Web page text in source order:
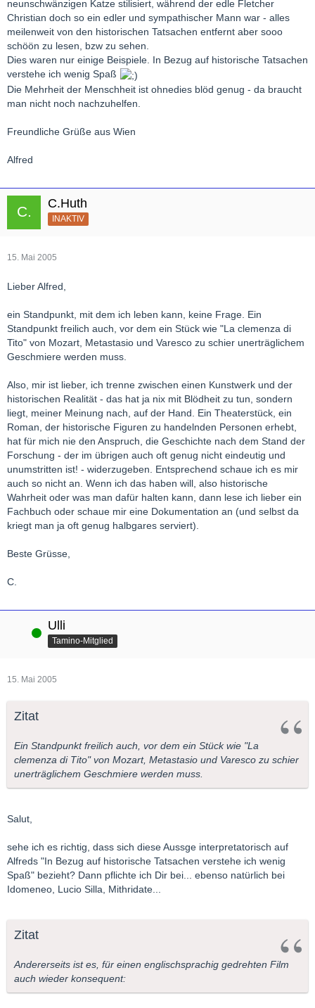
neunschwänzigen Katze stilisiert, während der edle Fletcher
Christian doch so ein edler und sympathischer Mann war - alles
meilenweit von den historischen Tatsachen entfernt aber sooo
schöön zu lesen, bzw zu sehen.
Dies waren nur einige Beispiele. In Bezug auf historische Tatsachen
verstehe ich wenig Spaß
Die Mehrheit der Menschheit ist ohnedies blöd genug - da braucht
man nicht noch nachzuhelfen.
Freundliche Grüße aus Wien
Alfred
C.Huth
INAKTIV
15. Mai 2005
Lieber Alfred,
ein Standpunkt, mit dem ich leben kann, keine Frage. Ein
Standpunkt freilich auch, vor dem ein Stück wie "La clemenza di
Tito" von Mozart, Metastasio und Varesco zu schier unerträglichem
Geschmiere werden muss.
Also, mir ist lieber, ich trenne zwischen einen Kunstwerk und der
historischen Realität - das hat ja nix mit Blödheit zu tun, sondern
liegt, meiner Meinung nach, auf der Hand. Ein Theaterstück, ein
Roman, der historische Figuren zu handelnden Personen erhebt,
hat für mich nie den Anspruch, die Geschichte nach dem Stand der
Forschung - der im übrigen auch oft genug nicht eindeutig und
unumstritten ist! - widerzugeben. Entsprechend schaue ich es mir
auch so nicht an. Wenn ich das haben will, also historische
Wahrheit oder was man dafür halten kann, dann lese ich lieber ein
Fachbuch oder schaue mir eine Dokumentation an (und selbst da
kriegt man ja oft genug halbgares serviert).
Beste Grüsse,
C.
Online Ulli
Tamino-Mitglied
15. Mai 2005
Zitat
Ein Standpunkt freilich auch, vor dem ein Stück wie "La
clemenza di Tito" von Mozart, Metastasio und Varesco zu schier
unerträglichem Geschmiere werden muss.
Salut,
sehe ich es richtig, dass sich diese Aussge interpretatorisch auf
Alfreds "In Bezug auf historische Tatsachen verstehe ich wenig
Spaß" bezieht? Dann pflichte ich Dir bei... ebenso natürlich bei
Idomeneo, Lucio Silla, Mithridate...
Zitat
Andererseits ist es, für einen englischsprachig gedrehten Film
auch wieder konsequent: